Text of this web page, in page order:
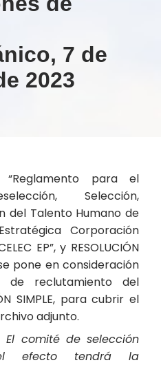
7 de
2023
para el
Selección,
del Talento Humano de
Corporación
EP”, y RESOLUCIÓN
pone en consideración
reclutamiento del
SIMPLE, para cubrir el
adjunto.
El comité de selección
efecto tendrá la